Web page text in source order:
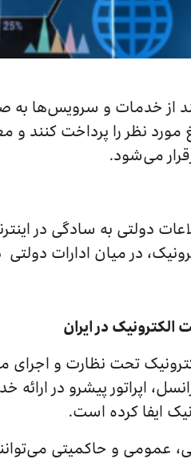
از خدمات و سرویس‌ها به
نظر را پرداخت کنند و
می‌شود.
دولتی به سادگی در
در میان ادارات دولتی
در ایران
تحت نظارت و اجرای
اپراتور پیشرو در ارائه
ایفا کرده است.
عمومی و حاکمیتی